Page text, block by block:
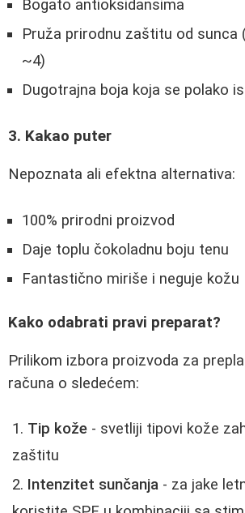
Bogato antioksidansima
Pruža prirodnu zaštitu od sunca
~4)
Dugotrajna boja koja se polako
3. Kakao puter
Nepoznata ali efektna alternativa:
100% prirodni proizvod
Daje toplu čokoladnu boju tenu
Fantastično miriše i neguje kožu
Kako odabrati pravi preparat?
Prilikom izbora proizvoda za
računa o sledećem:
Tip kože - svetliji tipovi kože
zaštitu
Intenzitet sunčanja - za jake